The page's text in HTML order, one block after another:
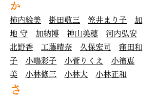
か
柿内絵美 掛田敬三 笠井まり子
加
地 守
加納博 神山美穂
河内弘安
北野香
工藤晴奈 久保宏司
窪田和
子
小嶋彩子 小菅りくえ
小濱恵
美
小林修三 小林大 小林正和
さ